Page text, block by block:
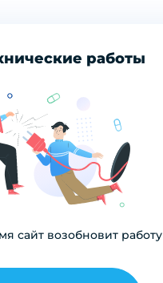
работы
сайт возобновит работу